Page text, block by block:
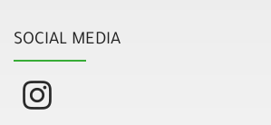
SOCIAL MEDIA